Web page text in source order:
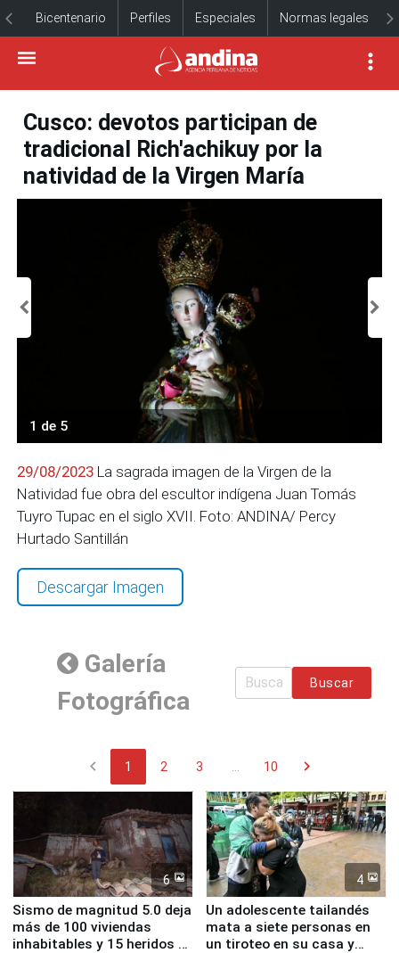
Bicentenario Perfiles Especiales Normas legales
Cusco: devotos participan de
tradicional Rich'achikuy por la
natividad de la Virgen María
1 de 5
29/08/2023 La sagrada imagen de la Virgen de la
Natividad fue obra del escultor indígena Juan Tomás
Tuyro Tupac en el siglo XVII. Foto: ANDINA/ Percy
Hurtado Santillán
Descargar Imagen
Galería
Fotográfica
Buscar
chevron_left 1 2 3 10 chevron_right
6
Sismo de magnitud 5.0 deja
más de 100 viviendas
inhabitables y 15 heridos en
4
Un adolescente tailandés
mata a siete personas en
un tiroteo en su casa y